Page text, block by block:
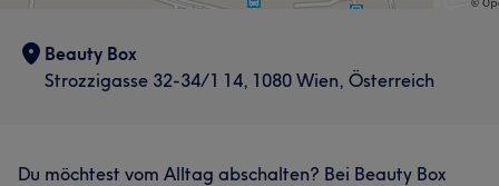
Beauty Box
Strozzigasse 32-34/1 14, 1080 Wien, Österreich
Du möchtest vom Alltag abschalten? Bei Beauty Box